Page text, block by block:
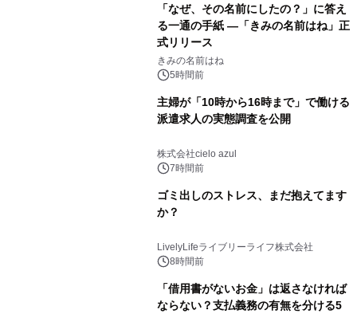
「なぜ、その名前にしたの？」に答え
る一通の手紙 ―「きみの名前はね」正
式リリース
きみの名前はね
5時間前
主婦が「10時から16時まで」で働ける
派遣求人の実態調査を公開
株式会社cielo azul
7時間前
ゴミ出しのストレス、まだ抱えてます
か？
LivelyLifeライブリーライフ株式会社
8時間前
「借用書がないお金」は返さなければ
ならない？支払義務の有無を分ける5